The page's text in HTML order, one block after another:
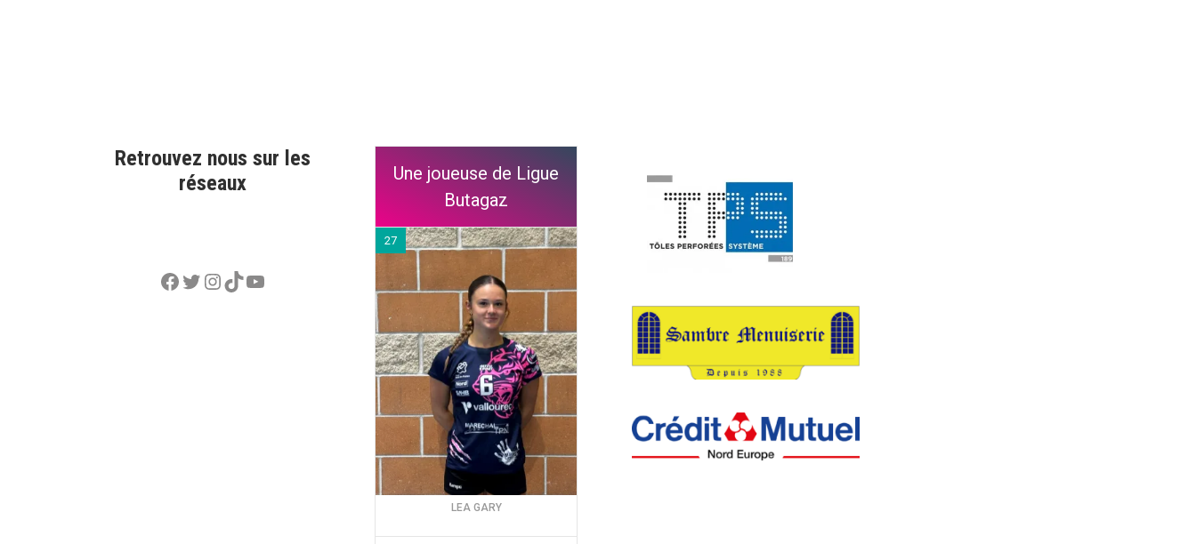
Retrouvez nous sur les
réseaux
Facebook
Twitter
Instagram
TikTok
YouTube
Une joueuse de Ligue
Butagaz
27
LEA GARY